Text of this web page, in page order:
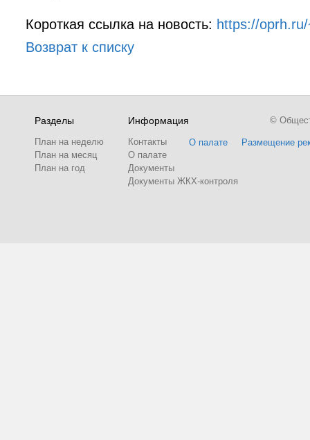
Короткая ссылка на новость: https://
Возврат к списку
Разделы
План на неделю
План на месяц
План на год
Информация
Контакты
О палате
Документы
Документы ЖКХ-контроля
О палате Размещение
©